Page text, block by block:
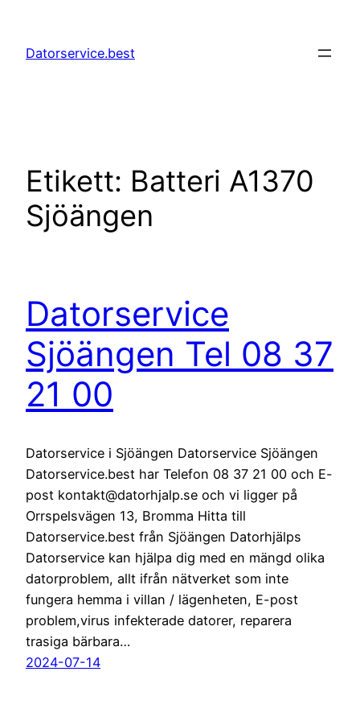
innehåll
Datorservice.best
Etikett: Batteri A1370
Sjöängen
Datorservice
Sjöängen Tel 08 37
21 00
Datorservice i Sjöängen Datorservice Sjöängen
Datorservice.best har Telefon 08 37 21 00 och E-
post kontakt@datorhjalp.se och vi ligger på
Orrspelsvägen 13, Bromma Hitta till
Datorservice.best från Sjöängen Datorhjälps
Datorservice kan hjälpa dig med en mängd olika
datorproblem, allt ifrån nätverket som inte
fungera hemma i villan / lägenheten, E-post
problem,virus infekterade datorer, reparera
trasiga bärbara…
2024-07-14